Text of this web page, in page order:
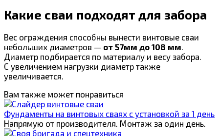
Какие сваи подходят для забора
Вес ограждения способны вынести винтовые сваи
небольших диаметров — от 57мм до 108 мм
Диаметр подбирается по материалу и весу забора.
С увеличением нагрузки диаметр также
увеличивается.
Вам также может понравиться
Фундаменты на винтовых сваях с установкой за 1 день
Напрямую от производителя. Монтаж за один день.